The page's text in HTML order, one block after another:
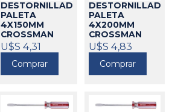
DESTORNILLADOR
PALETA
4X150MM
CROSSMAN
550007
U$S 4,31
Comprar
PALETA
4X200MM
CROSSMAN
550008
U$S 4,83
Comprar